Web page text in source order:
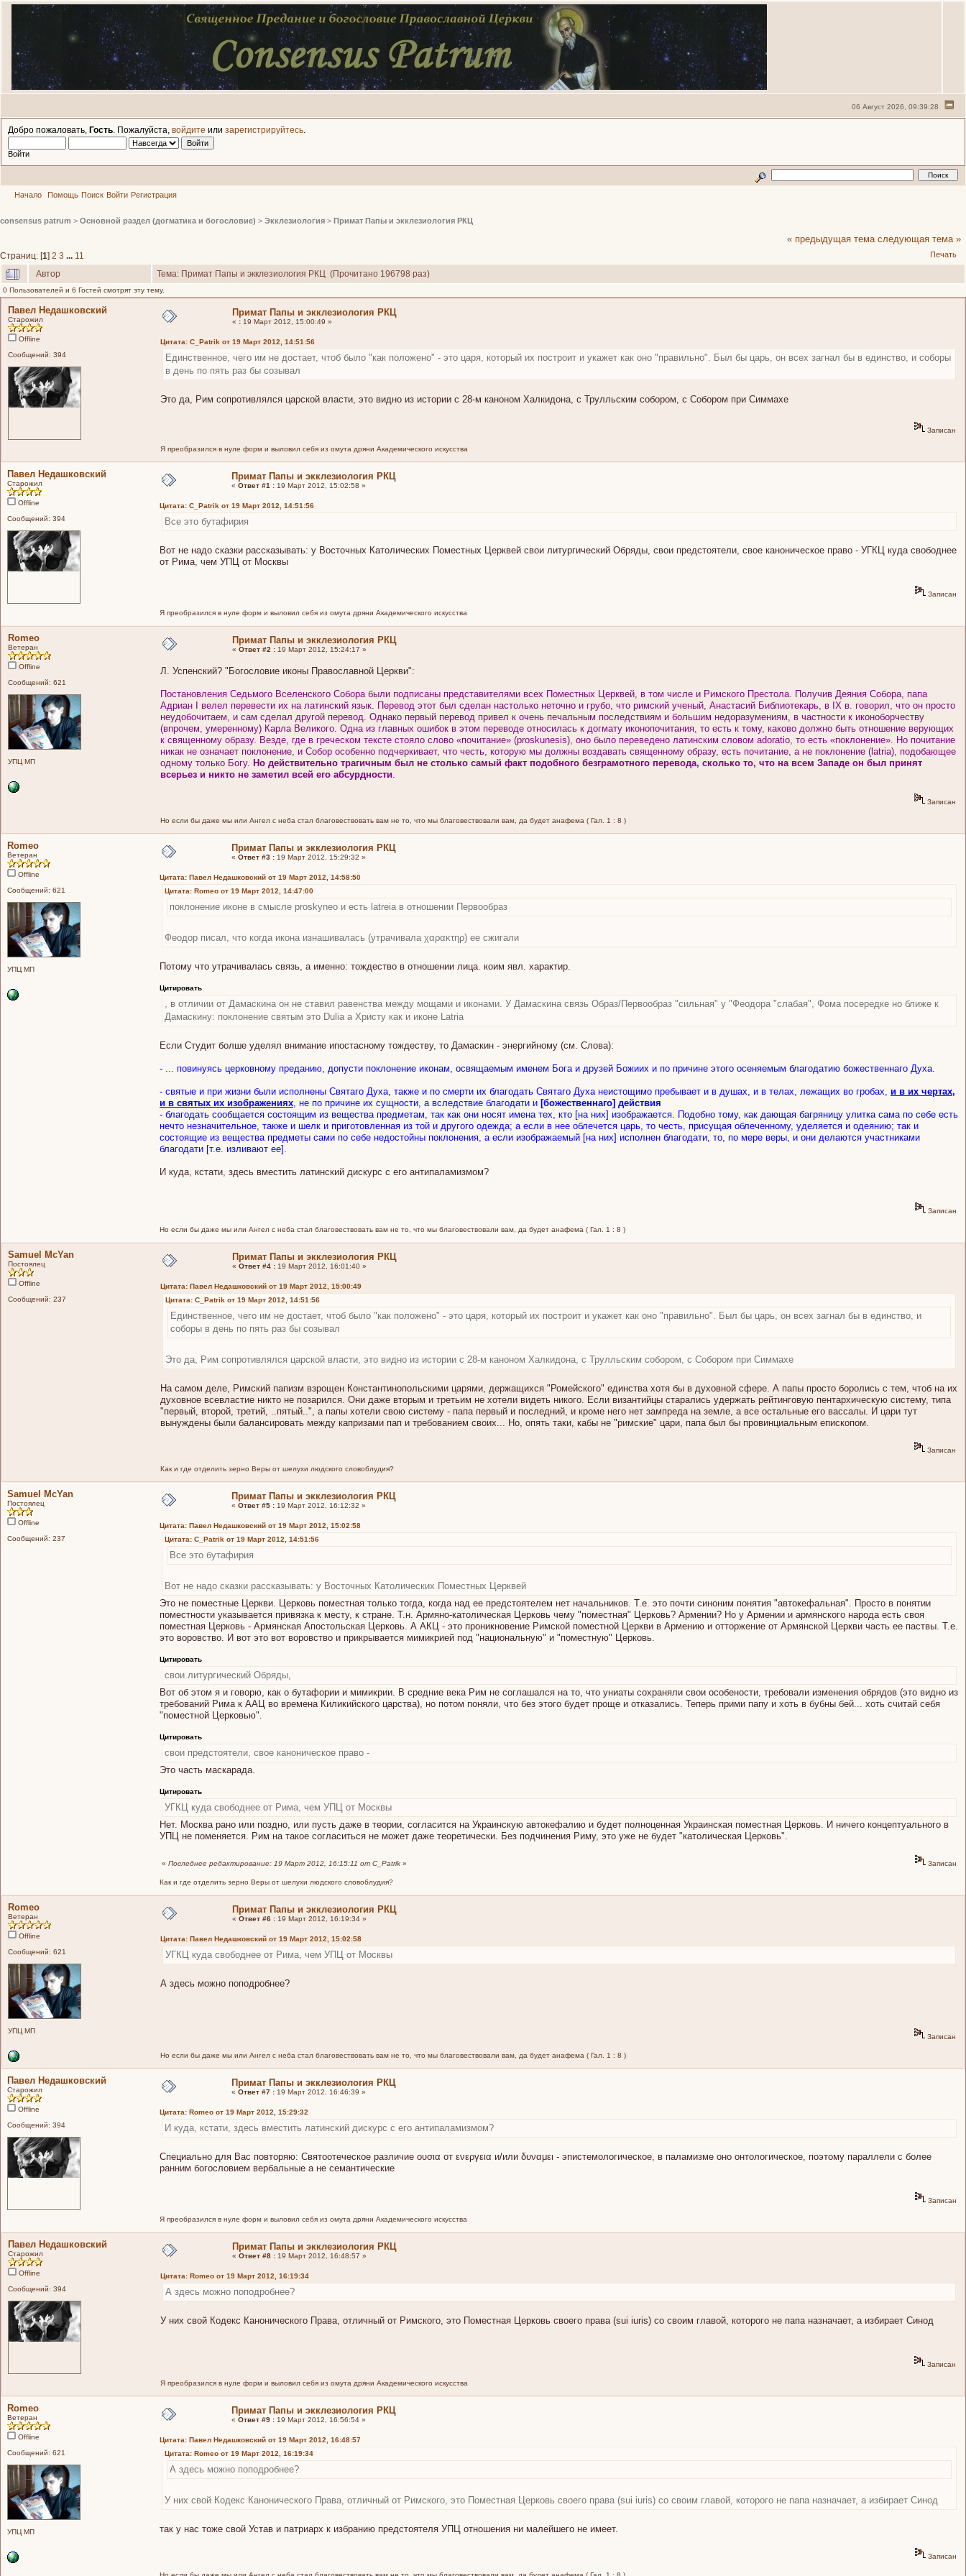
06 Август 2026, 09:39:28
Добро пожаловать, Гость . Пожалуйста, войдите или зарегистрируйтесь
Войти
Начало Помощь Поиск Войти Регистрация
consensus patrum > Основной раздел (догматика и богословие) > Экклезиология > Примат Папы и экклезиология РКЦ
Страниц: [1] 2 3 ... 11
« предыдущая тема следующая тема »
Печать
Автор Тема: Примат Папы и экклезиология РКЦ (Прочитано 196798 раз)
0 Пользователей и 6 Гостей смотрят эту тему.
Павел Недашковский
Старожил
Offline
Сообщений: 394
Примат Папы и экклезиология РКЦ
« : 19 Март 2012, 15:00:49 »
Цитата: C_Patrik от 19 Март 2012, 14:51:56
Единственное, чего им не достает, чтоб было "как положено" - это царя, который их построит и укажет как оно "правильно". Был бы царь, он всех загнал бы в единство, и соборы
в день по пять раз бы созывал
Это да, Рим сопротивлялся царской власти, это видно из истории с 28-м каноном Халкидона, с Трулльским собором, с Собором при Симмахе
Записан
Я преобразился в нуле форм и выловил себя из омута дряни Академического искусства
Павел Недашковский
Старожил
Offline
Сообщений: 394
Примат Папы и экклезиология РКЦ
« Ответ #1 : 19 Март 2012, 15:02:58 »
Цитата: C_Patrik от 19 Март 2012, 14:51:56
Все это бутафирия
Вот не надо сказки рассказывать: у Восточных Католических Поместных Церквей свои литургический Обряды, свои предстоятели, свое каноническое право - УГКЦ куда свободнее
от Рима, чем УПЦ от Москвы
Записан
Я преобразился в нуле форм и выловил себя из омута дряни Академического искусства
Romeo
Ветеран
Offline
Сообщений: 621
УПЦ МП
Примат Папы и экклезиология РКЦ
« Ответ #2 : 19 Март 2012, 15:24:17 »
Л. Успенский? "Богословие иконы Православной Церкви":
Постановления Седьмого Вселенского Собора были подписаны представителями всех Поместных Церквей, в том числе и Римского Престола. Получив Деяния Собора, папа
Адриан I велел перевести их на латинский язык. Перевод этот был сделан настолько неточно и грубо, что римский ученый, Анастасий Библиотекарь, в IX в. говорил, что он просто
неудобочитаем, и сам сделал другой перевод. Однако первый перевод привел к очень печальным последствиям и большим недоразумениям, в частности к иконоборчеству
(впрочем, умеренному) Карла Великого. Одна из главных ошибок в этом переводе относилась к догмату иконопочитания, то есть к тому, каково должно быть отношение верующих
к священному образу. Везде, где в греческом тексте стояло слово «почитание» (proskunesis), оно было переведено латинским словом adoratio, то есть «поклонение». Но почитание
никак не означает поклонение, и Собор особенно подчеркивает, что честь, которую мы должны воздавать священному образу, есть почитание, а не поклонение (latria), подобающее
одному только Богу. Но действительно трагичным был не столько самый факт подобного безграмотного перевода, сколько то, что на всем Западе он был принят
всерьез и никто не заметил всей его абсурдности
Записан
Но если бы даже мы или Ангел с неба стал благовествовать вам не то, что мы благовествовали вам, да будет анафема ( Гал. 1 : 8 )
Romeo
Ветеран
Offline
Сообщений: 621
УПЦ МП
Примат Папы и экклезиология РКЦ
« Ответ #3 : 19 Март 2012, 15:29:32 »
Цитата: Павел Недашковский от 19 Март 2012, 14:58:50
Цитата: Romeo от 19 Март 2012, 14:47:00
поклонение иконе в смысле proskyneo и есть latreia в отношении Первообраз
Феодор писал, что когда икона изнашивалась (утрачивала χαρακτηρ) ее сжигали
Потому что утрачивалась связь, а именно: тождество в отношении лица. коим явл. характир.
Цитировать
, в отличии от Дамаскина он не ставил равенства между мощами и иконами. У Дамаскина связь Образ/Первообраз "сильная" у "Феодора "слабая", Фома посередке но ближе к
Дамаскину: поклонение святым это Dulia а Христу как и иконе Latria
Если Студит болше уделял внимание ипостасному тождеству, то Дамаскин - энергийному (см. Слова):
- ... повинуясь церковному преданию, допусти поклонение иконам, освящаемым именем Бога и друзей Божиих и по причине этого осеняемым благодатию божественнаго Духа.
- святые и при жизни были исполнены Святаго Духа, также и по смерти их благодать Святаго Духа неистощимо пребывает и в душах, и в телах, лежащих во гробах, и в их чертах,
и в святых их изображениях , не по причине их сущности, а вследствие благодати и [божественнаго] действия
- благодать сообщается состоящим из вещества предметам, так как они носят имена тех, кто [на них] изображается. Подобно тому, как дающая багряницу улитка сама по себе есть
нечто незначительное, также и шелк и приготовленная из той и другого одежда; а если в нее облечется царь, то честь, присущая облеченному, уделяется и одеянию; так и
состоящие из вещества предметы сами по себе недостойны поклонения, а если изображаемый [на них] исполнен благодати, то, по мере веры, и они делаются участниками
благодати [т.е. изливают ее].
И куда, кстати, здесь вместить латинский дискурс с его антипаламизмом?
Записан
Но если бы даже мы или Ангел с неба стал благовествовать вам не то, что мы благовествовали вам, да будет анафема ( Гал. 1 : 8 )
Samuel McYan
Постоялец
Offline
Сообщений: 237
Примат Папы и экклезиология РКЦ
« Ответ #4 : 19 Март 2012, 16:01:40 »
Цитата: Павел Недашковский от 19 Март 2012, 15:00:49
Цитата: C_Patrik от 19 Март 2012, 14:51:56
Единственное, чего им не достает, чтоб было "как положено" - это царя, который их построит и укажет как оно "правильно". Был бы царь, он всех загнал бы в единство, и
соборы в день по пять раз бы созывал
Это да, Рим сопротивлялся царской власти, это видно из истории с 28-м каноном Халкидона, с Трулльским собором, с Собором при Симмахе
На самом деле, Римский папизм взрощен Константинопольскими царями, держащихся "Ромейского" единства хотя бы в духовной сфере. А папы просто боролись с тем, чтоб на их
духовное всевластие никто не позарился. Они даже вторым и третьим не хотели видеть никого. Если византийцы старались удержать рейтинговую пентархическую систему, типа
"первый, второй, третий, ..пятый..", а папы хотели свою систему - папа первый и последний, и кроме него нет зампреда на земле, а все остальные его вассалы. И цари тут
вынуждены были балансировать между капризами пап и требованием своих... Но, опять таки, кабы не "римские" цари, папа был бы провинциальным епископом.
Записан
Как и где отделить зерно Веры от шелухи людского словоблудия?
Samuel McYan
Постоялец
Offline
Сообщений: 237
Примат Папы и экклезиология РКЦ
« Ответ #5 : 19 Март 2012, 16:12:32 »
Цитата: Павел Недашковский от 19 Март 2012, 15:02:58
Цитата: C_Patrik от 19 Март 2012, 14:51:56
Все это бутафирия
Вот не надо сказки рассказывать: у Восточных Католических Поместных Церквей
Это не поместные Церкви. Церковь поместная только тогда, когда над ее предстоятелем нет начальников. Т.е. это почти синоним понятия "автокефальная". Просто в понятии
поместности указывается привязка к месту, к стране. Т.н. Армяно-католическая Церковь чему "поместная" Церковь? Армении? Но у Армении и армянского народа есть своя
поместная Церковь - Армянская Апостольская Церковь. А АКЦ - это проникновение Римской поместной Церкви в Армению и отторжение от Армянской Церкви часть ее паствы. Т.е.
это воровство. И вот это вот воровство и прикрывается мимикрией под "национальную" и "поместную" Церковь.
Цитировать
свои литургический Обряды,
Вот об этом я и говорю, как о бутафории и мимикрии. В средние века Рим не соглашался на то, что униаты сохраняли свои особености, требовали изменения обрядов (это видно из
требований Рима к ААЦ во времена Киликийского царства), но потом поняли, что без этого будет проще и отказались. Теперь прими папу и хоть в бубны бей... хоть считай себя
"поместной Церковью".
Цитировать
свои предстоятели, свое каноническое право -
Это часть маскарада.
Цитировать
УГКЦ куда свободнее от Рима, чем УПЦ от Москвы
Нет. Москва рано или поздно, или пусть даже в теории, согласится на Украинскую автокефалию и будет полноценная Украинская поместная Церковь. И ничего концептуального в
УПЦ не поменяется. Рим на такое согласиться не может даже теоретически. Без подчинения Риму, это уже не будет "католическая Церковь".
« Последнее редактирование: 19 Март 2012, 16:15:11 от C_Patrik » Записан
Как и где отделить зерно Веры от шелухи людского словоблудия?
Romeo
Ветеран
Offline
Сообщений: 621
УПЦ МП
Примат Папы и экклезиология РКЦ
« Ответ #6 : 19 Март 2012, 16:19:34 »
Цитата: Павел Недашковский от 19 Март 2012, 15:02:58
УГКЦ куда свободнее от Рима, чем УПЦ от Москвы
А здесь можно поподробнее?
Записан
Но если бы даже мы или Ангел с неба стал благовествовать вам не то, что мы благовествовали вам, да будет анафема ( Гал. 1 : 8 )
Павел Недашковский
Старожил
Offline
Сообщений: 394
Примат Папы и экклезиология РКЦ
« Ответ #7 : 19 Март 2012, 16:46:39 »
Цитата: Romeo от 19 Март 2012, 15:29:32
И куда, кстати, здесь вместить латинский дискурс с его антипаламизмом?
Специально для Вас повторяю: Святоотеческое различие ουσια от ενεργεια и/или δυναμει - эпистемологическое, в паламизме оно онтологическое, поэтому параллели с более
ранним богословием вербальные а не семантические
Записан
Я преобразился в нуле форм и выловил себя из омута дряни Академического искусства
Павел Недашковский
Старожил
Offline
Сообщений: 394
Примат Папы и экклезиология РКЦ
« Ответ #8 : 19 Март 2012, 16:48:57 »
Цитата: Romeo от 19 Март 2012, 16:19:34
А здесь можно поподробнее?
У них свой Кодекс Канонического Права, отличный от Римского, это Поместная Церковь своего права (sui iuris) со своим главой, которого не папа назначает, а избирает Синод
Записан
Я преобразился в нуле форм и выловил себя из омута дряни Академического искусства
Romeo
Ветеран
Offline
Сообщений: 621
УПЦ МП
Примат Папы и экклезиология РКЦ
« Ответ #9 : 19 Март 2012, 16:56:54 »
Цитата: Павел Недашковский от 19 Март 2012, 16:48:57
Цитата: Romeo от 19 Март 2012, 16:19:34
А здесь можно поподробнее?
У них свой Кодекс Канонического Права, отличный от Римского, это Поместная Церковь своего права (sui iuris) со своим главой, которого не папа назначает, а избирает Синод
так у нас тоже свой Устав и патриарх к избранию предстоятеля УПЦ отношения ни малейшего не имеет.
Записан